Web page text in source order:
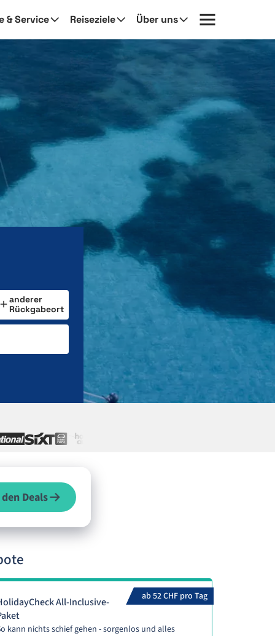
& Service Reiseziele Über uns
anderer
Rückgabeort
Deals
ab 52 CHF pro Tag
All-Inclusive-
kann nichts schief gehen - sorgenlos und alles